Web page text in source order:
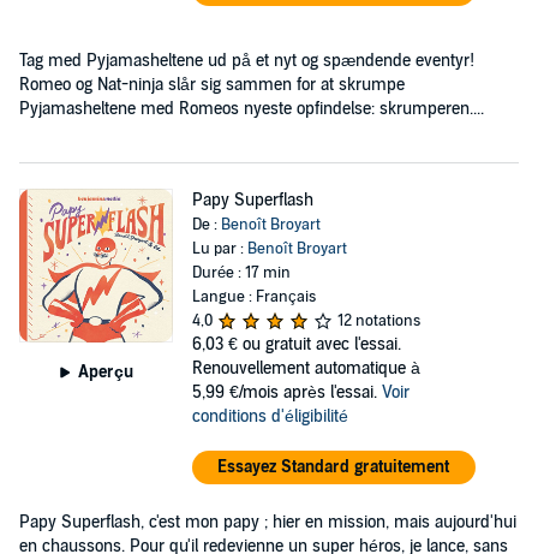
Tag med Pyjamasheltene ud på et nyt og spændende eventyr!
Romeo og Nat-ninja slår sig sammen for at skrumpe
Pyjamasheltene med Romeos nyeste opfindelse: skrumperen....
Aperçu
Papy Superflash
De : Benoît Broyart
Lu par : Benoît Broyart
Durée : 17 min
Langue : Français
4,0
12 notations
6,03 € ou gratuit avec l'essai.
Renouvellement automatique à
5,99 €/mois après l'essai. Voir
conditions d'éligibilité
Essayez Standard gratuitement
Papy Superflash, c'est mon papy ; hier en mission, mais aujourd'hui
en chaussons. Pour qu'il redevienne un super héros, je lance, sans